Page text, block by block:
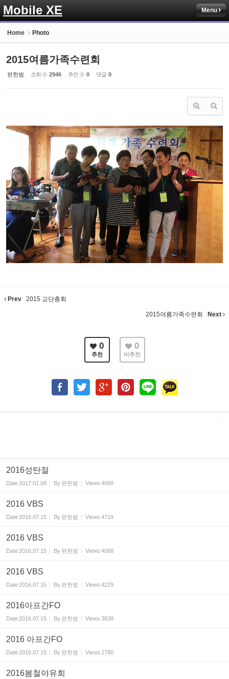
Mobile XE Menu
Home Photo
2015여름가족수련회
편헌범 조회 수 2946 추천 수 0 댓글 0
Prev 2015 교단총회
2015여름가족수련회 Next
0
추천
0
비추천
2016성탄절
Date2017.01.08 By편헌범 Views 4068
2016 VBS
Date2016.07.15 By편헌범 Views 4719
2016 VBS
Date2016.07.15 By편헌범 Views 4068
2016 VBS
Date2016.07.15 By편헌범 Views 4229
2016아프간FO
Date2016.07.15 By편헌범 Views 3838
2016 아프간FO
Date2016.07.15 By편헌범 Views 2780
2016봄철야유회
Sketchbook5, 스케치북5